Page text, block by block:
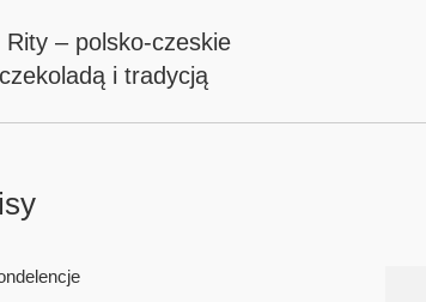
– polsko-czeskie
i tradycją